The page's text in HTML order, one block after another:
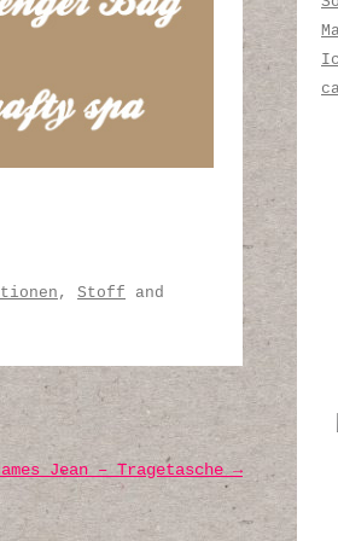
, Stoff and
Jean – Tragetasche →